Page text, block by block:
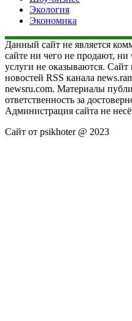
Экология
Экономика
Данный сайт не является
сайте ни чего не продают,
услуги не оказываются. Сайт
новостей RSS канала
newsru.com. Материалы
ответственность за
Администрация сайта не
Сайт от psikhoter @ 2023